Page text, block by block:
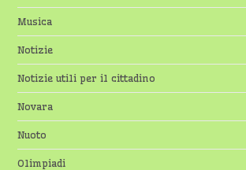
Musica
Notizie
Notizie utili per il cittadino
Novara
Nuoto
Olimpiadi